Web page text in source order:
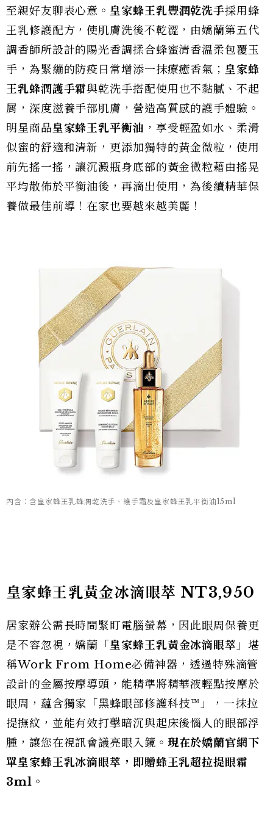
至親好友聊表心意。 皇家蜂王乳豐潤乾洗手採用蜂
王乳修護配方，使肌膚洗後不乾澀，由嬌蘭第五代
調香師所設計的陽光香調揉合蜂蜜清香溫柔包覆玉
手，為緊繃的防疫日常增添一抹療癒香氣； 皇家蜂
王乳蜂潤護手霜與乾洗手搭配使用也不黏膩、不起
屑，深度滋養手部肌膚，營造高質感的護手體驗。
明星商品皇家蜂王乳平衡油 ，享受輕盈如水、柔滑
似蜜的舒適和清新，更添加獨特的黃金微粒，使用
前先搖一搖，讓沉澱瓶身底部的黃金微粒藉由搖晃
平均散佈於平衡油後，再滴出使用，為後續精華保
養做最佳前導！在家也要越來越美麗！
內含：含皇家蜂王乳蜂潤乾洗手、護手霜及皇家蜂王乳平衡油15ml
皇家蜂王乳黃金冰滴眼萃 NT3,950
居家辦公需長時間緊盯電腦螢幕，因此眼周保養更
是不容忽視，嬌蘭「皇家蜂王乳黃金冰滴眼萃 」堪
稱Work From Home必備神器，透過特殊滴管
設計的金屬按摩導頭，能精準將精華液輕點按摩於
眼周，蘊含獨家「黑蜂眼部修護科技™」，一抹拉
提撫紋，並能有效打擊暗沉與起床後惱人的眼部浮
腫，讓您在視訊會議亮眼入鏡。 現在於嬌蘭官網下
單皇家蜂王乳冰滴眼萃，即贈蜂王乳超拉提眼霜
3ml 。